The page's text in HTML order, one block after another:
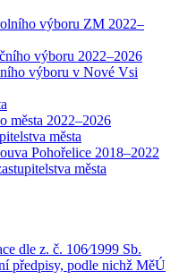
výboru ZM 2022–
výboru 2022–2026
výboru v Nové Vsi
města 2022–2026
města
Pohořelice 2018–2022
města
dle z. č. 106⁄1999 Sb.
předpisy, podle nichž MěÚ